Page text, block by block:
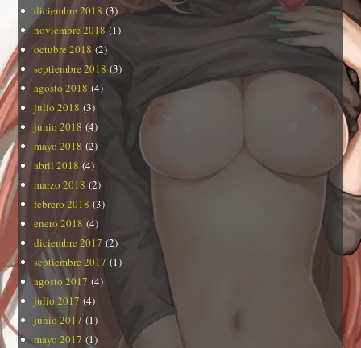
diciembre 2018 (3)
noviembre 2018(1)
octubre 2018 (2)
septiembre 2018 (3)
agosto 2018 (4)
julio 2018 (3)
junio 2018 (4)
mayo 2018 (2)
abril 2018 (4)
marzo 2018 (2)
febrero 2018 (3)
enero 2018 (4)
diciembre 2017 (2)
septiembre 2017 (1)
agosto 2017 (4)
julio 2017 (4)
junio 2017 (1)
mayo 2017 (1)